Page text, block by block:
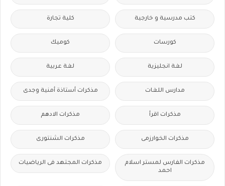
كتب مدرسية و خارجية كلية تجارة
كورسات كوميك
لغة انجليزية لغة عربية
مدارس اللغات مذكرات أستاذة أمنية وجدى
مذكرات اقرأ مذكرات الادهم
مذكرات الخوارزمى مذكرات الشنتورى
مذكرات الفارس لمستر اسلام
احمد
مذكرات المجتهد فى الرياضيات